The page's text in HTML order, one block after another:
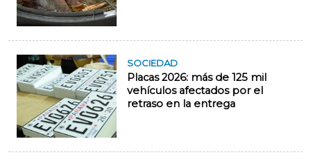
SOCIEDAD
Placas 2026: más de 125 mil
vehículos afectados por el
retraso en la entrega